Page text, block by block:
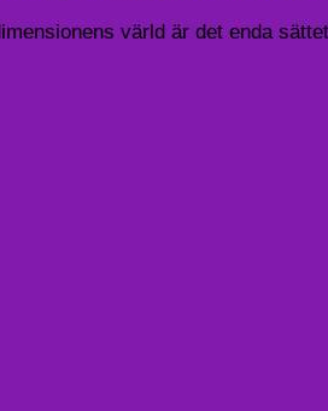
värld är det enda